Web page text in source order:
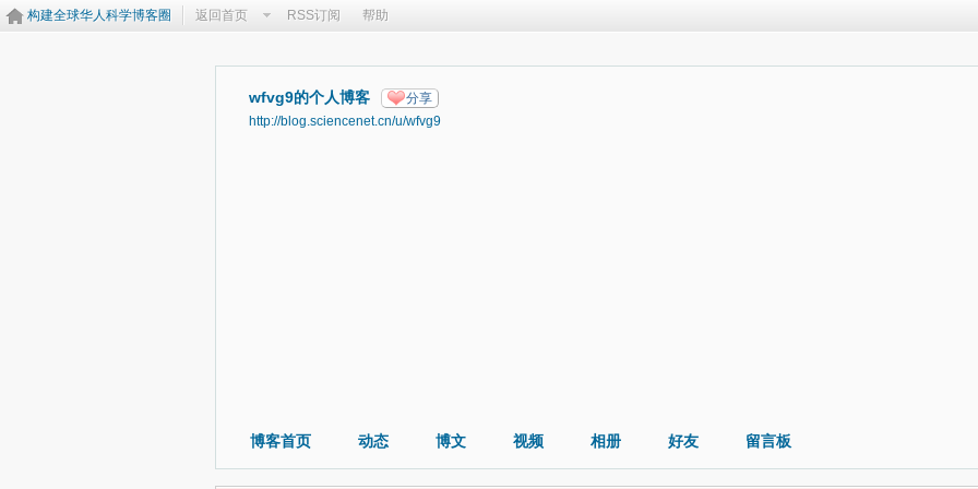
构建全球华人科学博客圈 返回首页 RSS订阅 帮助
wfvg9的个人博客 分享
http://blog.sciencenet.cn/u/wfvg9
博客首页 动态 博文 视频 相册 好友 留言板